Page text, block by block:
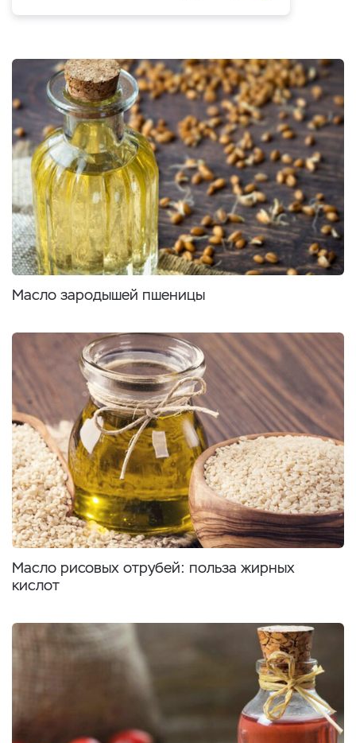
Масло зародышей пшеницы
Масло рисовых отрубей: польза жирных
кислот